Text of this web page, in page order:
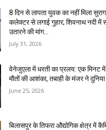
8 दिन से लापता युवक का नहीं मिला
कलेक्टर से लगाई गुहार; शिवनाथ नदी में
उतारने की मांग…
July 31, 2026
वेनेजुएला में धरती का प्रलय: एक मिनट में
मौतों की आशंका, तबाही के मंजर ने दुनिया
June 25, 2026
बिलासपुर के तिफरा औद्योगिक क्षेत्र में